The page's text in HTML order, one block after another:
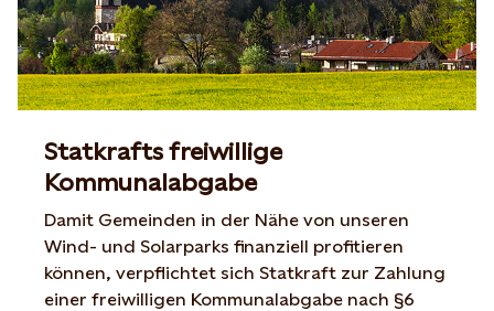
Statkrafts freiwillige
Kommunalabgabe
Damit Gemeinden in der Nähe von unseren
Wind- und Solarparks finanziell profitieren
können, verpflichtet sich Statkraft zur Zahlung
einer freiwilligen Kommunalabgabe nach §6